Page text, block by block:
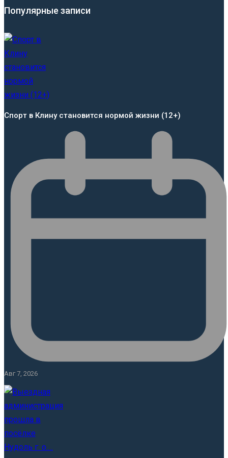
Популярные записи
Спорт в Клину становится нормой жизни (12+)
Авг 7, 2026